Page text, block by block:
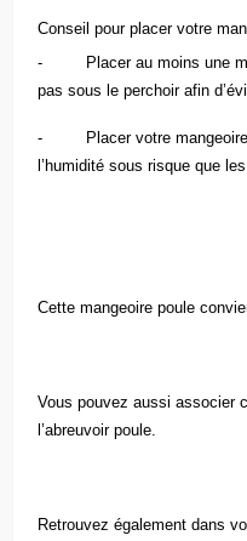
Conseil pour placer votre
- Placer au moins une
pas sous le perchoir afin
- Placer votre mangeoire
l’humidité sous risque que
Cette mangeoire poule
Vous pouvez aussi associer
l’abreuvoir poule
Retrouvez également dans